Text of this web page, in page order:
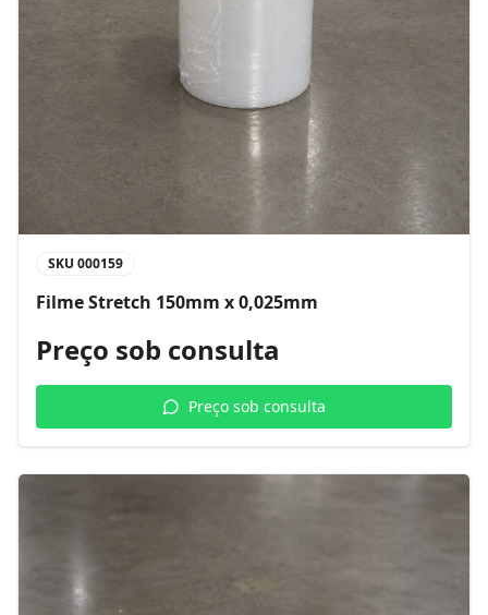
SKU 000159
Filme Stretch 150mm x 0,025mm
Preço sob consulta
Preço sob consulta